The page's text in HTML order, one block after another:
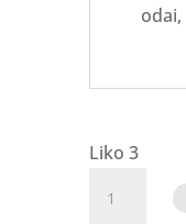
Liko 3
kiekis: